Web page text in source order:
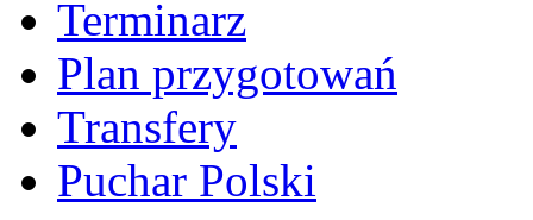
Terminarz
Plan przygotowań
Transfery
Puchar Polski